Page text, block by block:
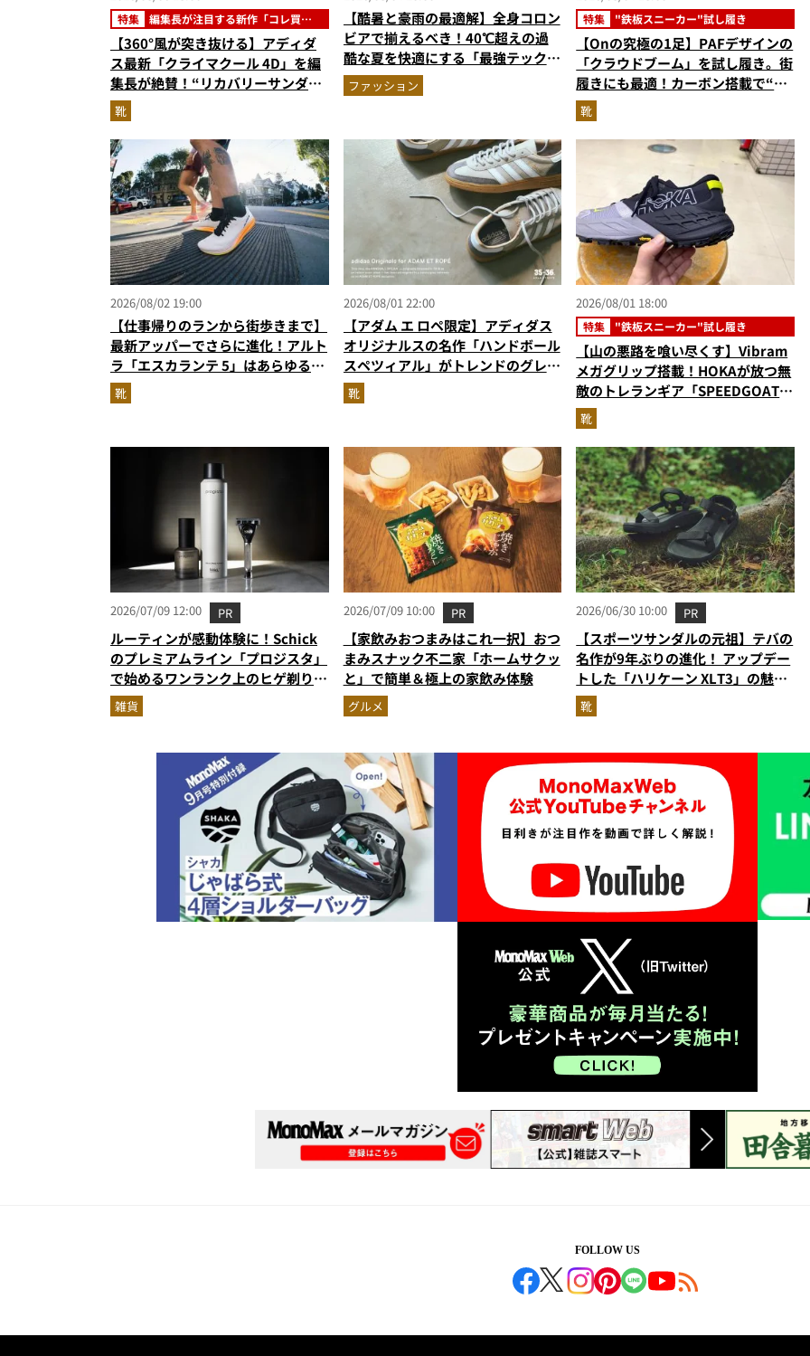
特集
編集長が注目する新作「コレ買い
です」
【360°風が突き抜ける】アディダ
ス最新「クライマクール 4D」を編
集長が絶賛！“リカバリーサンダル
級に快適”な3Dプリントスニーカー
『コレ買いです』Vol.173
靴
【酷暑と豪雨の最適解】全身コロン
ビアで揃えるべき！40℃超えの過
酷な夏を快適にする「最強テックウ
エア」セットアップ
ファッション
特集 "鉄板スニーカー"試し履き
【Onの究極の1足】PAFデザインの
「クラウドブーム」を試し履き。街
履きにも最適！カーボン搭載で“走
れるハイテク靴”の最高峰
靴
2026/08/02 19:00
【仕事帰りのランから街歩きまで】
最新アッパーでさらに進化！アルト
ラ「エスカランテ 5」はあらゆるシ
ーンに寄り添う大人の相棒だ
靴
2026/08/01 22:00
【アダム エ ロペ限定】アディダス
オリジナルスの名作「ハンドボール
スペツィアル」がトレンドのグレー
に！
靴
2026/08/01 18:00
特集 "鉄板スニーカー"試し履き
【山の悪路を喰い尽くす】Vibram
メガグリップ搭載！HOKAが放つ無
敵のトレランギア「SPEEDGOAT
7」をエディターが試し履き
靴
2026/07/09 12:00 PR
ルーティンが感動体験に！Schick
のプレミアムライン「プロジスタ」
で始めるワンランク上のヒゲ剃り習
慣
雑貨
2026/07/09 10:00 PR
【家飲みおつまみはこれ一択】おつ
まみスナック不二家「ホームサクッ
と」で簡単＆極上の家飲み体験
グルメ
2026/06/30 10:00 PR
【スポーツサンダルの元祖】テバの
名作が9年ぶりの進化！ アップデー
トした「ハリケーン XLT3」の魅力
を識者があらゆる角度から徹底解
説！
靴
FOLLOW US